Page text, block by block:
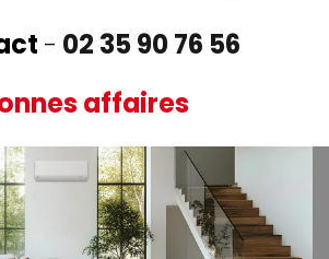
- 02 35 90 76 56
affaires